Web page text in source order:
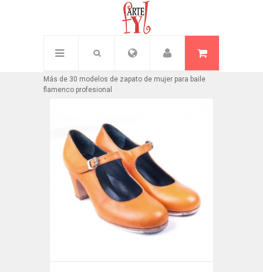
Más de 30 modelos de zapato de mujer para baile
flamenco profesional